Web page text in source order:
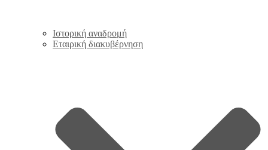
Ιστορική αναδρομή
Εταιρική διακυβέρνηση